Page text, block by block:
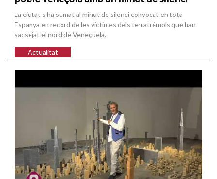
La ciutat s'ha sumat al minut de silenci convocat en tota
Espanya en record de les víctimes dels terratrémols que han
sacsejat el nord de Veneçuela.
Actualitat